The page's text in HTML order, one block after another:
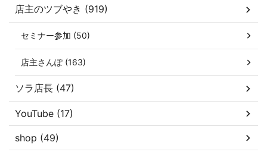
店主のツブやき (919)
セミナー参加 (50)
店主さんぽ (163)
ソラ店長 (47)
YouTube (17)
shop (49)